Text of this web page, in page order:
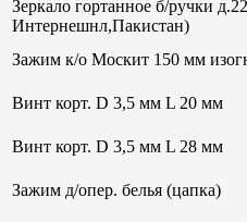
Зеркало гортанное б/ручки
Интернешнл,Пакистан)
Зажим к/о Москит 150 мм
Винт корт. D 3,5 мм L 20 мм
Винт корт. D 3,5 мм L 28 мм
Зажим д/опер. белья (цапка)